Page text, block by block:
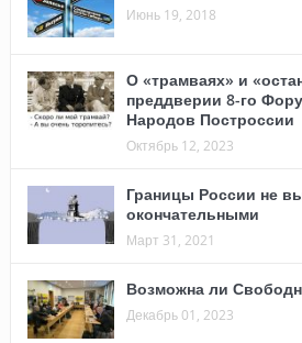
Июнь 19, 2018
О «трамваях» и
преддверии 8-го
Народов Построссии
Октябрь 12, 2023
Границы России не
окончательными
Март 31, 2021
Возможна ли
Декабрь 01, 2023